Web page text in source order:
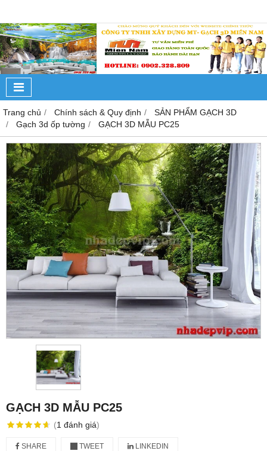
Trang chủ Chính sách & Quy định
SẢN PHẨM GẠCH 3D
Gạch 3d ốp tường
GẠCH 3D MẪU PC25
GẠCH 3D MẪU PC25
(1 đánh giá)
SHARE TWEET LINKEDIN